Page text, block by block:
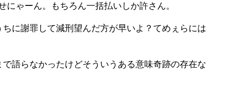
ゃーん。もちろん一括払いしか許さん。
に謝罪して減刑望んだ方が早いよ？てめぇらには
語らなかったけどそういうある意味奇跡の存在な